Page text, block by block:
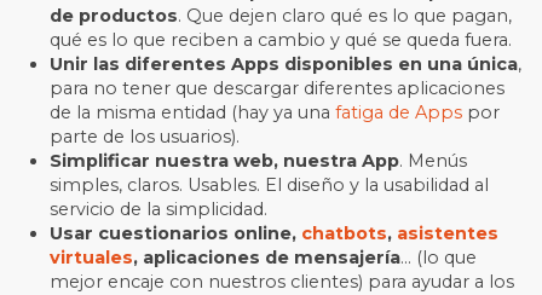
de productos. Que dejen claro qué es lo que pagan,
qué es lo que reciben a cambio y qué se queda fuera.
Unir las diferentes Apps disponibles en una única,
para no tener que descargar diferentes aplicaciones
de la misma entidad (hay ya unafatiga de Apps por
parte de los usuarios).
Simplificar nuestra web, nuestra App. Menús
simples, claros. Usables. El diseño y la usabilidad al
servicio de la simplicidad.
Usar cuestionarios online, chatbots, asistentes
virtuales, aplicaciones de mensajería… (lo que
mejor encaje con nuestros clientes) para ayudar a los